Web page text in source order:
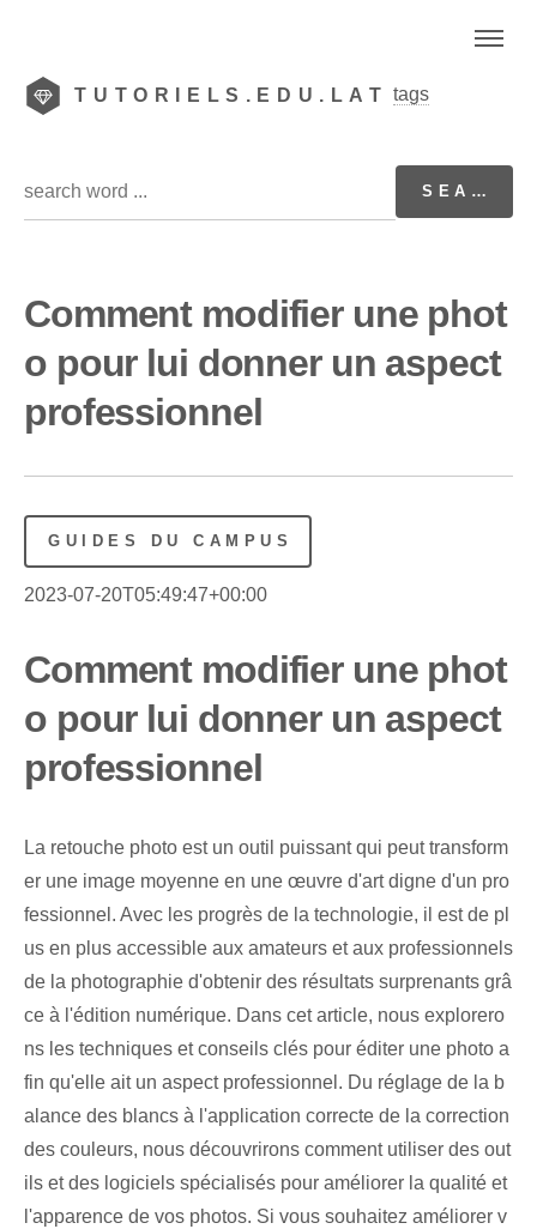
TUTORIELS.EDU.LAT tags
Comment modifier une phot
o pour lui donner un aspect
professionnel
GUIDES DU CAMPUS
2023-07-20T05:49:47+00:00
Comment modifier une phot
o pour lui donner un aspect
professionnel
La retouche photo est un outil puissant qui peut transform
er une image moyenne en une œuvre d'art digne d'un pro
fessionnel. Avec les progrès de la technologie, il est de pl
us en plus accessible aux amateurs et aux professionnels
de la photographie d'obtenir des résultats surprenants grâ
ce à l'édition numérique. Dans cet article, nous explorero
ns les techniques et conseils clés pour éditer une photo a
fin qu'elle ait un aspect professionnel. Du réglage de la b
alance des blancs à l'application correcte de la correction
des couleurs, nous découvrirons comment utiliser des out
ils et des logiciels spécialisés pour améliorer la qualité et
l'apparence de vos photos. Si vous souhaitez améliorer v